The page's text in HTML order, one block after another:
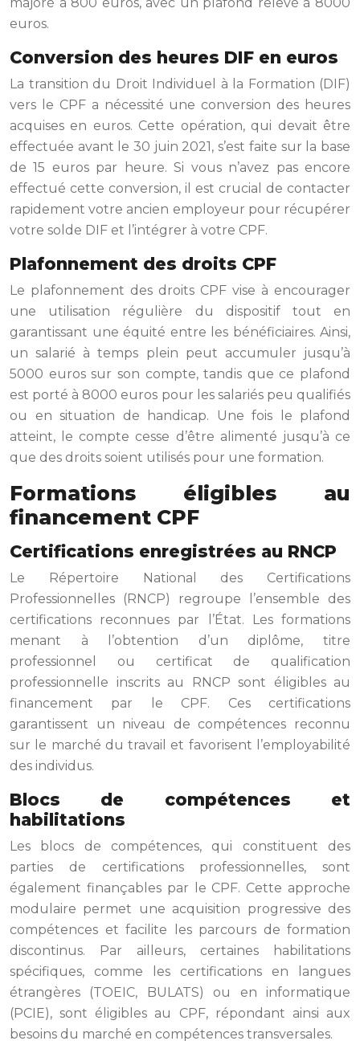
euros.
Conversion des heures DIF en euros
La transition du Droit Individuel à la Formation (DIF)
vers le CPF a nécessité une conversion des heures
acquises en euros. Cette opération, qui devait être
effectuée avant le 30 juin 2021, s’est faite sur la base
de 15 euros par heure. Si vous n’avez pas encore
effectué cette conversion, il est crucial de contacter
rapidement votre ancien employeur pour récupérer
votre solde DIF et l’intégrer à votre CPF.
Plafonnement des droits CPF
Le plafonnement des droits CPF vise à encourager
une utilisation régulière du dispositif tout en
garantissant une équité entre les bénéficiaires. Ainsi,
un salarié à temps plein peut accumuler jusqu’à
5000 euros sur son compte, tandis que ce plafond
est porté à 8000 euros pour les salariés peu qualifiés
ou en situation de handicap. Une fois le plafond
atteint, le compte cesse d’être alimenté jusqu’à ce
que des droits soient utilisés pour une formation.
Formations éligibles au
financement CPF
Certifications enregistrées au RNCP
Le Répertoire National des Certifications
Professionnelles (RNCP) regroupe l’ensemble des
certifications reconnues par l’État. Les formations
menant à l’obtention d’un diplôme, titre
professionnel ou certificat de qualification
professionnelle inscrits au RNCP sont éligibles au
financement par le CPF. Ces certifications
garantissent un niveau de compétences reconnu
sur le marché du travail et favorisent l’employabilité
des individus.
Blocs de compétences et
habilitations
Les blocs de compétences, qui constituent des
parties de certifications professionnelles, sont
également finançables par le CPF. Cette approche
modulaire permet une acquisition progressive des
compétences et facilite les parcours de formation
discontinus. Par ailleurs, certaines habilitations
spécifiques, comme les certifications en langues
étrangères (TOEIC, BULATS) ou en informatique
(PCIE), sont éligibles au CPF, répondant ainsi aux
besoins du marché en compétences transversales.